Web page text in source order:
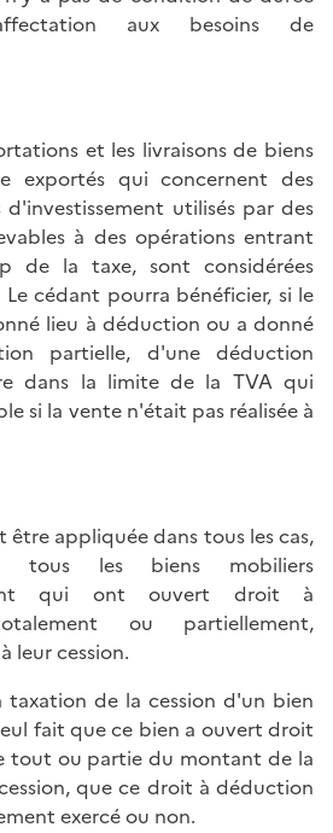
aux besoins de
et les livraisons de biens
exportés qui concernent des
d'investissement utilisés par des
à des opérations entrant
de la taxe, sont considérées
Le cédant pourra bénéficier, si le
lieu à déduction ou a donné
partielle, d'une déduction
dans la limite de la TVA qui
si la vente n'était pas réalisée à
être appliquée dans tous les cas,
tous les biens mobiliers
qui ont ouvert droit à
ou partiellement,
leur cession.
taxation de la cession d'un bien
fait que ce bien a ouvert droit
tout ou partie du montant de la
que ce droit à déduction
exercé ou non.